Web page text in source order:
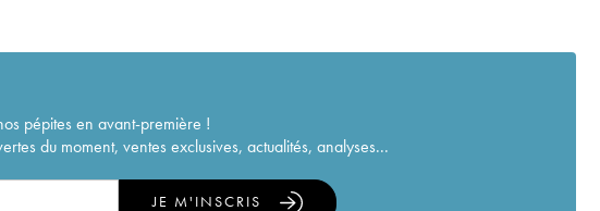
pépites en avant-première !
du moment, ventes exclusives, actualités, analyses...
JE M'INSCRIS